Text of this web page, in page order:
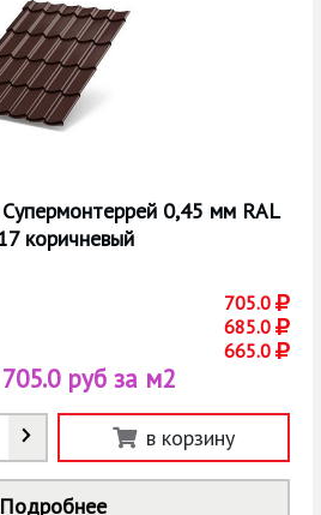
0,45 мм RAL
коричневый
705.0
685.0
665.0
705.0 руб за м2
в корзину
Подробнее